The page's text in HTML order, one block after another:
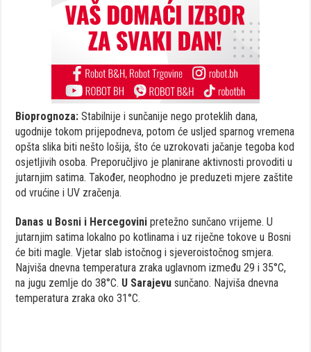
Bioprognoza: Stabilnije i sunčanije nego proteklih dana,
ugodnije tokom prijepodneva, potom će usljed sparnog vremena
opšta slika biti nešto lošija, što će uzrokovati jačanje tegoba kod
osjetljivih osoba. Preporučljivo je planirane aktivnosti provoditi u
jutarnjim satima. Također, neophodno je preduzeti mjere zaštite
od vrućine i UV zračenja.
Danas u Bosni i Hercegovini pretežno sunčano vrijeme. U
jutarnjim satima lokalno po kotlinama i uz riječne tokove u Bosni
će biti magle. Vjetar slab istočnog i sjeveroistočnog smjera.
Najviša dnevna temperatura zraka uglavnom između 29 i 35°C,
na jugu zemlje do 38°C. U Sarajevu sunčano. Najviša dnevna
temperatura zraka oko 31°C.